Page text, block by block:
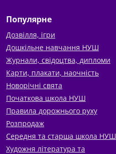
Популярне
Дозвілля, ігри
Дошкільне навчання НУШ
Журнали, свідоцтва, дипломи
Карти, плакати, наочність
Новорічні свята
Початкова школа НУШ
Правила дорожнього руху
Розпродаж
Середня та старша школа НУШ
Художня література та